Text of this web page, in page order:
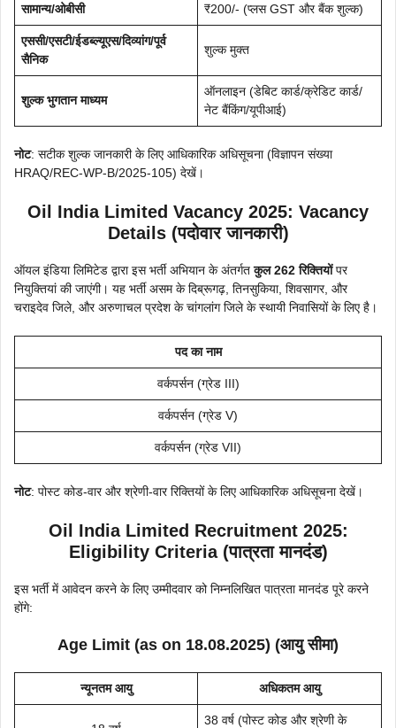
सामान्य/ओबीसी ₹200/- (प्लस GST और बैंक शुल्क)
एससी/एसटी/ईडब्ल्यूएस/दिव्यांग/पूर्व
सैनिक
शुल्क मुक्त
शुल्क भुगतान माध्यम
ऑनलाइन (डेबिट कार्ड/क्रेडिट कार्ड/
नेट बैंकिंग/यूपीआई)
नोट: सटीक शुल्क जानकारी के लिए आधिकारिक अधिसूचना (विज्ञापन संख्या
HRAQ/REC-WP-B/2025-105) देखें।
Oil India Limited Vacancy 2025: Vacancy
Details (पदोवार जानकारी)
ऑयल इंडिया लिमिटेड द्वारा इस भर्ती अभियान के अंतर्गतकुल 262 रिक्तियोंपर
नियुक्तियां की जाएंगी। यह भर्ती असम के दिब्रूगढ़, तिनसुकिया, शिवसागर, और
चराइदेव जिले, और अरुणाचल प्रदेश के चांगलांग जिले के स्थायी निवासियों के लिए है।
पद का नाम
वर्कपर्सन (ग्रेड III)
वर्कपर्सन (ग्रेड V)
वर्कपर्सन (ग्रेड VII)
नोट: पोस्ट कोड-वार और श्रेणी-वार रिक्तियों के लिए आधिकारिक अधिसूचना देखें।
Oil India Limited Recruitment 2025:
Eligibility Criteria (पात्रता मानदंड)
इस भर्ती में आवेदन करने के लिए उम्मीदवार को निम्नलिखित पात्रता मानदंड पूरे करने
होंगे:
Age Limit (as on 18.08.2025) (आयु सीमा)
न्यूनतम आयु अधिकतम आयु
38 वर्ष (पोस्ट कोड और श्रेणी के